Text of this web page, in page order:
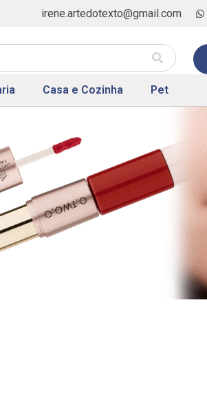
irene.artedotexto@gmail.com
Casa e Cozinha Pet